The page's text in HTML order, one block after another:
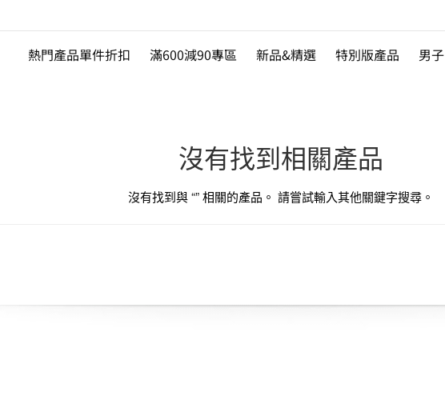
熱門產品單件折扣 滿600減90專區 新品&精選 特別版產品 男子
沒有找到相關產品
沒有找到與 “” 相關的產品。 請嘗試輸入其他關鍵字搜尋。